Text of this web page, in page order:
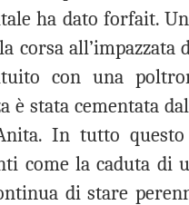
ha dato forfait.
corsa
con una
è stata cementata
In tutto
come la caduta di
di stare